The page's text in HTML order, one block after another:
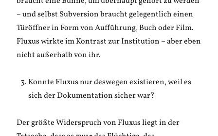
– und selbst Subversion braucht gelegentlich einen
Türöffner in Form von Aufführung, Buch oder Film.
Fluxus wirkte im Kontrast zur Institution – aber eben
nicht außerhalb von ihr.
Konnte Fluxus nur deswegen existieren, weil es
sich der Dokumentation sicher war?
Der größte Widerspruch von Fluxus liegt in der